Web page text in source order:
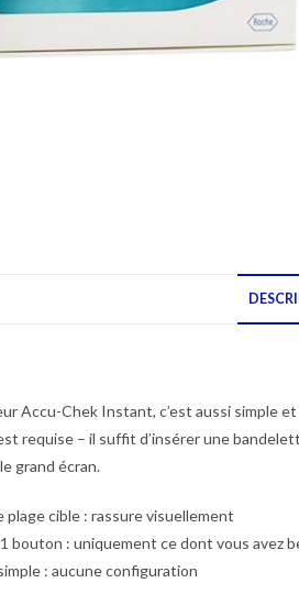
Accu-Chek Instant, c’est aussi simple
requise – il suffit d’insérer une
grand écran.
plage cible : rassure visuellement
bouton : uniquement ce dont vous avez
: aucune configuration